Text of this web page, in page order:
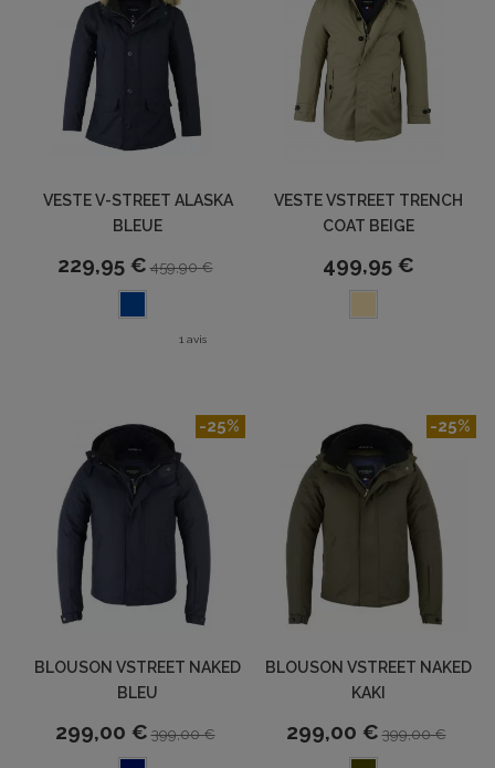
VESTE V-STREET ALASKA
BLEUE
229,95 € 459,90 €
1 avis
VESTE VSTREET TRENCH
COAT BEIGE
499,95 €
BLOUSON VSTREET NAKED
BLEU
299,00 € 399,00 €
-25%
BLOUSON VSTREET NAKED
KAKI
299,00 € 399,00 €
-25%